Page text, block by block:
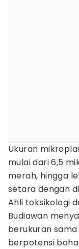
Ukuran
mulai dari 6,5
merah, hingga
setara dengan
Ahli toksikologi
Budiawan
berukuran
berpotensi